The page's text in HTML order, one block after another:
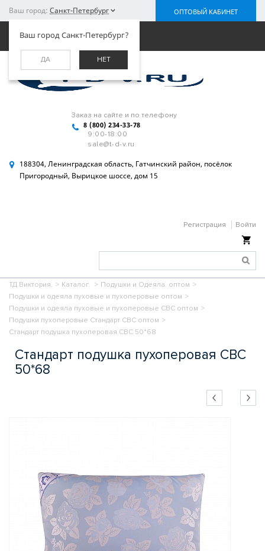
Ваш город: Санкт-Петербург
Ваш город Санкт-Петербург?
ДА НЕТ
ОПТОВЫЙ КАБИНЕТ
Заказ на сайте и по телефону
8 (800) 234-33-78
9:00-18:00
sale@t-d-v.ru
188304, Ленинградская область, Гатчинский район, посёлок
Пригородный, Вырицкое шоссе, дом 15
Регистрация Войти
Меню
ТД Виктория. > Каталог. > Подушки и Одеяла. оптом >
Подушки и одеяла пуховые и пухоперовые оптом >
Подушки и одеяла пуховые и пухоперовые СВС оптом >
Подушки пухоперовые Стандарт СВС оптом >
Стандарт подушка пухоперовая СВС 50*68
Стандарт подушка пухоперовая СВС
50*68